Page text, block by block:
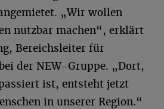
„Wir wollen
nutzbar machen“, erklärt
Bereichsleiter für
der NEW-Gruppe. „Dort,
ist, entsteht jetzt
in unserer Region.“